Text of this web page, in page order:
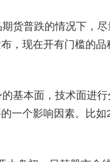
货普跌的情况下，
，现在开有门槛的
基本面，技术面进
一个影响因素。比如